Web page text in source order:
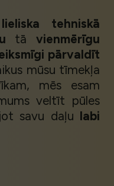
lieliska tehniskā
tā vienmērīgu
pārvaldīt
mūsu tīmekļa
mēs esam
veltīt pūles
savu daļu labi